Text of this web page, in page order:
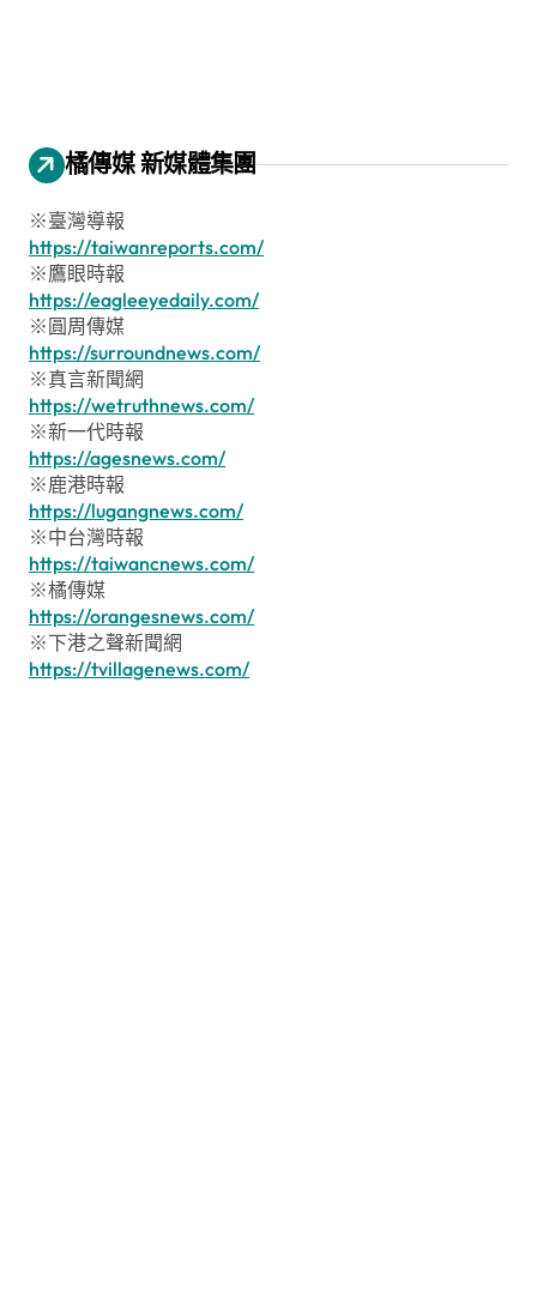
橘傳媒 新媒體集團
※臺灣導報
https://taiwanreports.com/
※鷹眼時報
https://eagleeyedaily.com/
※圓周傳媒
https://surroundnews.com/
※真言新聞網
https://wetruthnews.com/
※新一代時報
https://agesnews.com/
※鹿港時報
https://lugangnews.com/
※中台灣時報
https://taiwancnews.com/
※橘傳媒
https://orangesnews.com/
※下港之聲新聞網
https://tvillagenews.com/